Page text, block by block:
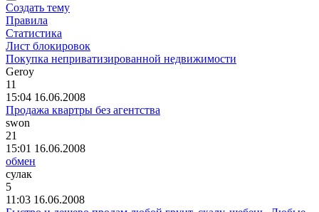
Создать тему
Правила
Статистика
Лист блокировок
Покупка неприватизированной недвижимости
Geroy
11
15:04 16.06.2008
Продажа квартры без агентства
swon
21
15:01 16.06.2008
обмен
сулак
5
11:03 16.06.2008